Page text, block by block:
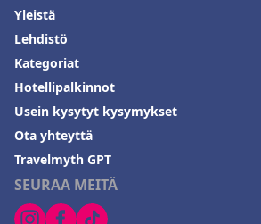
SEURAA MEITÄ
Yleistä
Lehdistö
Kategoriat
Hotellipalkinnot
Usein kysytyt kysymykset
Ota yhteyttä
Travelmyth GPT